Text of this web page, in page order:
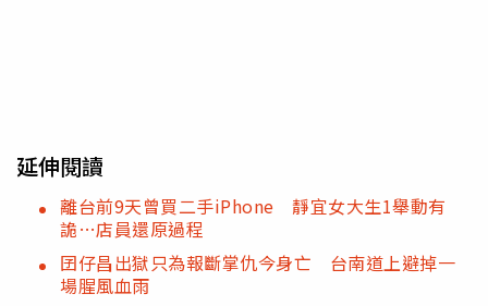
延伸閱讀
離台前9天曾買二手iPhone 靜宜女大生1舉動有
詭…店員還原過程
囝仔昌出獄只為報斷掌仇今身亡 台南道上避掉一
場腥風血雨